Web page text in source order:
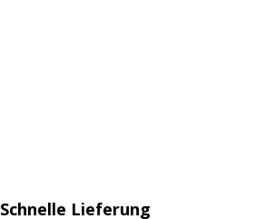
Schnelle Lieferung